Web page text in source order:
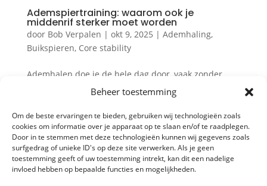
Beheer toestemming
Om de beste ervaringen te bieden, gebruiken wij technologieën zoals
cookies om informatie over je apparaat op te slaan en/of te raadplegen.
Door in te stemmen met deze technologieën kunnen wij gegevens zoals
surfgedrag of unieke ID's op deze site verwerken. Als je geen
toestemming geeft of uw toestemming intrekt, kan dit een nadelige
invloed hebben op bepaalde functies en mogelijkheden.
Ademspiertraining: waarom ook je
middenrif sterker moet worden
door Bob Verpalen | okt 9, 2025 | Ademhaling,
Buikspieren, Core stability
Ademhalen doe je de hele dag door, vaak zonder
erbij na te denken. Maar net als andere spieren kan
ook je middenrif sterker, efficiënter en beter getraind
worden. Ademspiertraining (respiratoire training)
wint terrein in zowel de sportwereld als bij mensen
met...